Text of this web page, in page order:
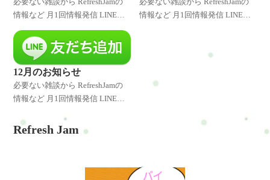
情報など 月1回情報発信 LINE登
録者様には発信したことをいち
早くお伝えしています。 是非、
LINE登録してくださいね♪ 特別
なキャンペーンやクーポ
情報など 月1回情報発信 LINE登
LINE登録してくださいね♪ 特別
12月のお知らせ
必要ない雑談から RefreshJamの
情報など 月1回情報発信 LINE登
早くお伝えしています。 是非、
Refresh Jam